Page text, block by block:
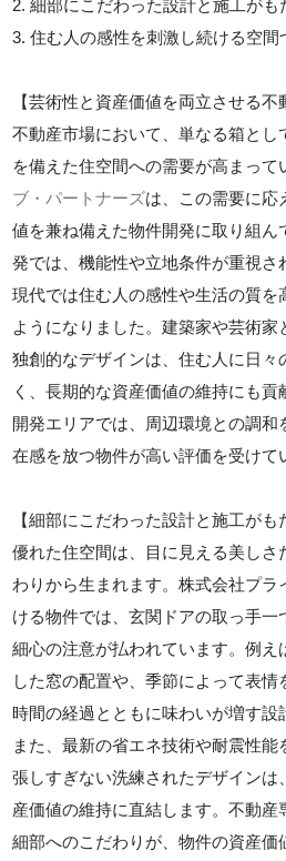
2. 細部にこだわった設計と施工がも
3. 住む人の感性を刺激し続ける空間
【芸術性と資産価値を両立させる不
不動産市場において、単なる箱とし
を備えた住空間への需要が高まって
ブ・パートナーズは、この需要に応
値を兼ね備えた物件開発に取り組ん
発では、機能性や立地条件が重視さ
現代では住む人の感性や生活の質を
ようになりました。建築家や芸術家
独創的なデザインは、住む人に日々
く、長期的な資産価値の維持にも
開発エリアでは、周辺環境との調
在感を放つ物件が高い評価を受けて
【細部にこだわった設計と施工がも
優れた住空間は、目に見える美しさ
わりから生まれます。株式会社プ
ける物件では、玄関ドアの取っ手
細心の注意が払われています。例え
した窓の配置や、季節によって表情
時間の経過とともに味わいが増す設
また、最新の省エネ技術や耐震性
張しすぎない洗練されたデザインは
産価値の維持に直結します。不動産
細部へのこだわりが、物件の資産価